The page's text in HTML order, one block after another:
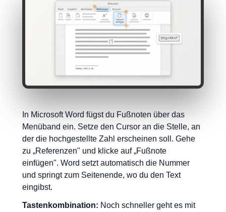
In Microsoft Word fügst du Fußnoten über das
Menüband ein. Setze den Cursor an die Stelle, an
der die hochgestellte Zahl erscheinen soll. Gehe
zu „Referenzen" und klicke auf „Fußnote
einfügen". Word setzt automatisch die Nummer
und springt zum Seitenende, wo du den Text
eingibst.
Tastenkombination: Noch schneller geht es mit